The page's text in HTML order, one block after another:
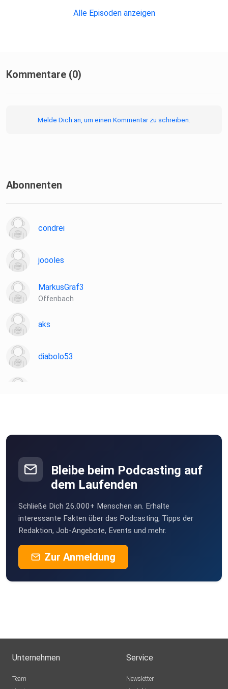
Alle Episoden anzeigen
Kommentare (0)
Melde Dich an, um einen Kommentar zu schreiben.
Abonnenten
condrei
joooles
MarkusGraf3
Offenbach
aks
diabolo53
Obernburg am Main
klamakev
ntdeckr
Bleibe beim Podcasting auf
dem Laufenden
Schließe Dich 26.000+ Menschen an. Erhalte
interessante Fakten über das Podcasting, Tipps der
Redaktion, Job-Angebote, Events und mehr.
Zur Anmeldung
Unternehmen
Team
Service
Newsletter